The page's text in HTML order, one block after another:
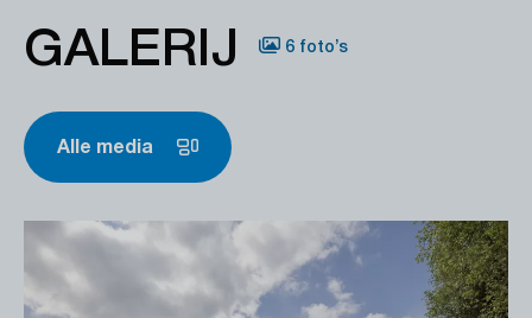
GALERIJ 6 foto’s
Alle media